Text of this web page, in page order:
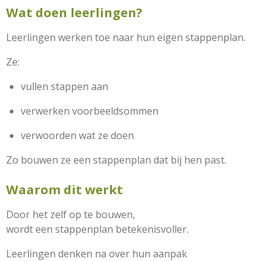
Wat doen leerlingen?
Leerlingen werken toe naar hun eigen stappenplan.
Ze:
vullen stappen aan
verwerken voorbeeldsommen
verwoorden wat ze doen
Zo bouwen ze een stappenplan dat bij hen past.
Waarom dit werkt
Door het zelf op te bouwen,
wordt een stappenplan betekenisvoller.
Leerlingen denken na over hun aanpak